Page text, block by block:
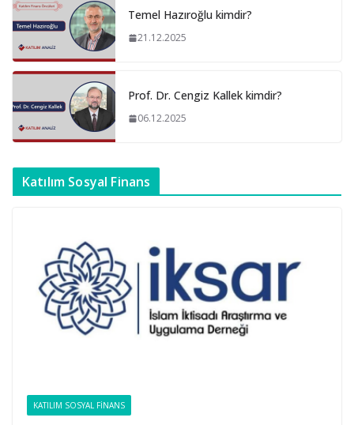
Temel Hazıroğlu kimdir?
21.12.2025
Prof. Dr. Cengiz Kallek kimdir?
06.12.2025
Katılım Sosyal Finans
KATILIM SOSYAL FINANS